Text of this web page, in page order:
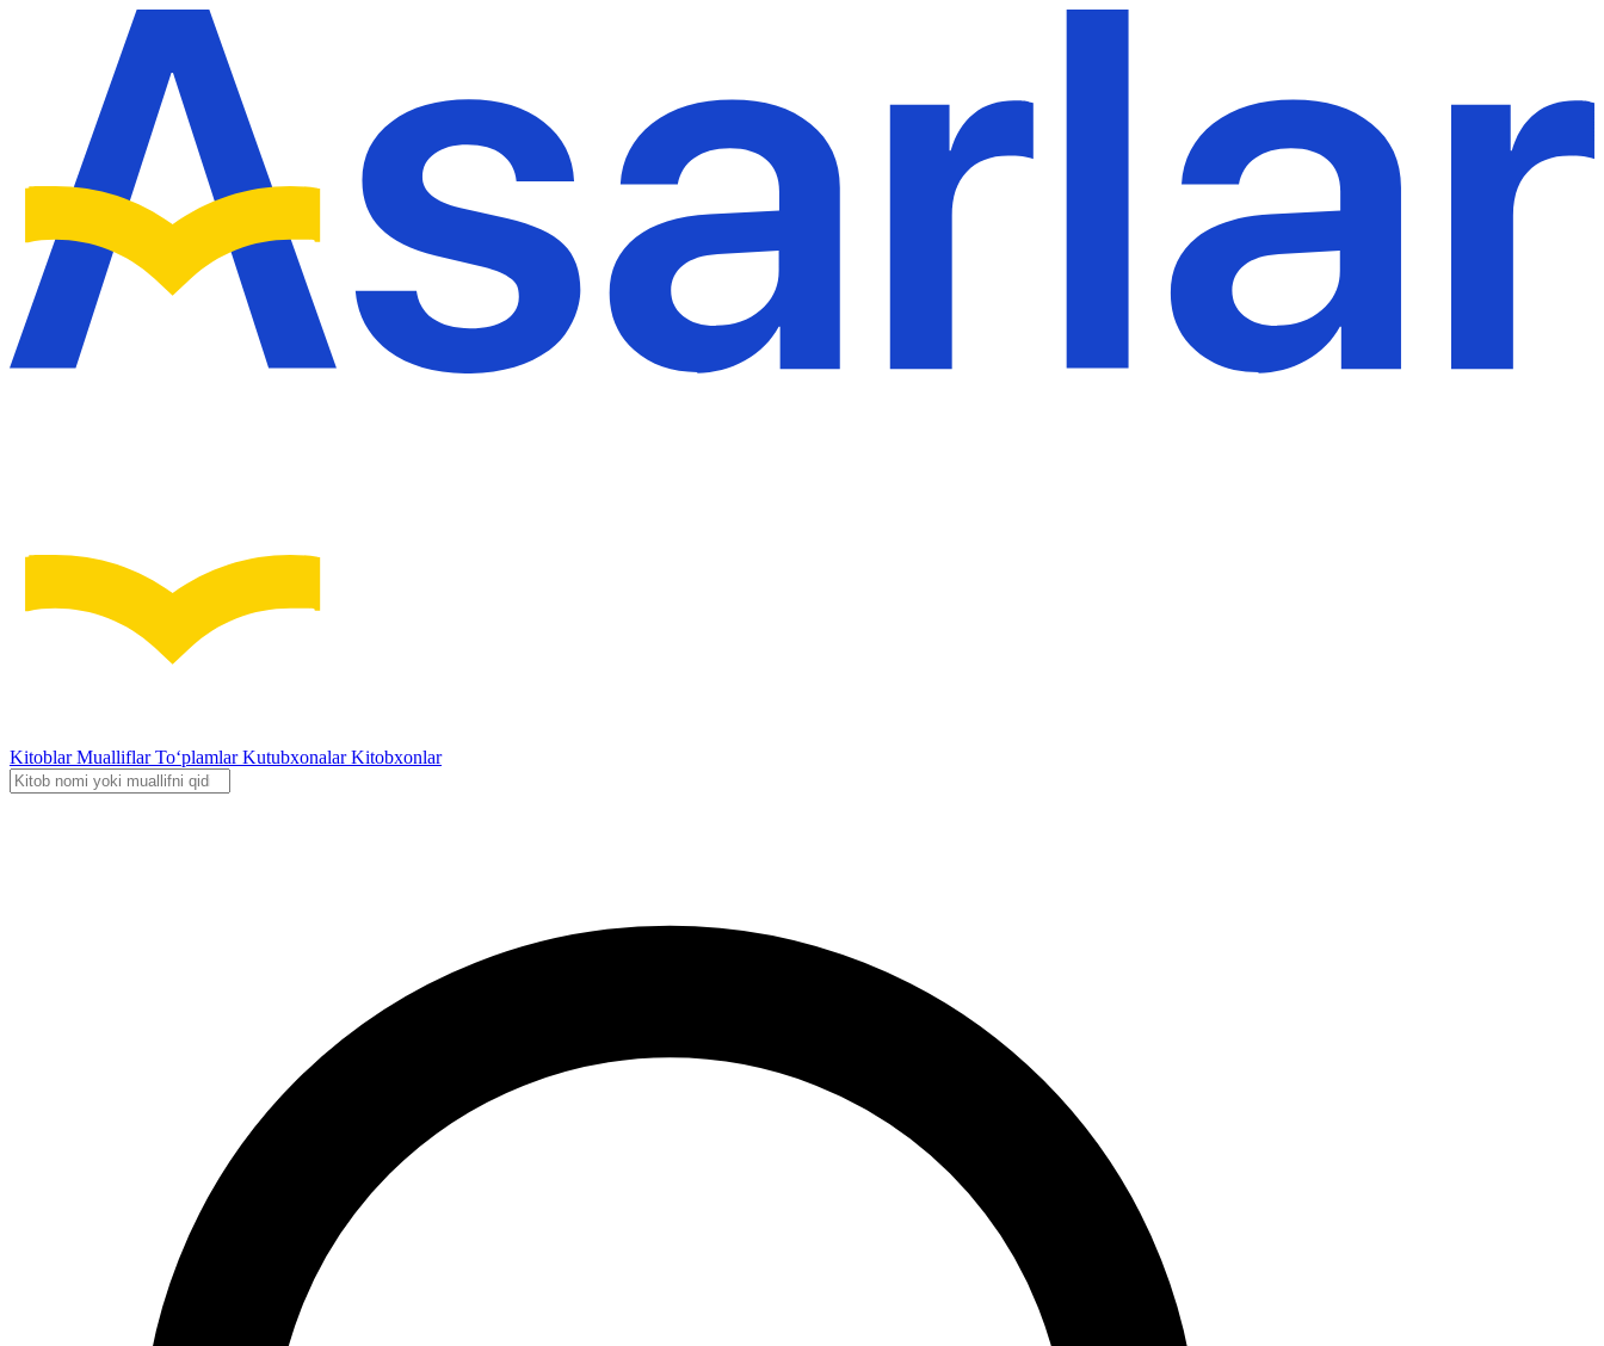
KitoblarMualliflarTo‘plamlarKutubxonalarKitobxonlar